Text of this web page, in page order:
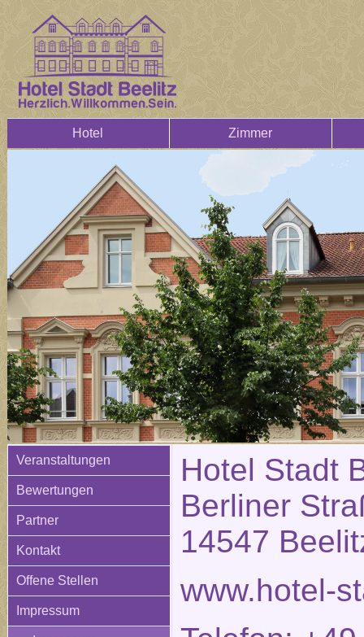
Hotel Zimmer
Veranstaltungen
Bewertungen
Partner
Kontakt
Offene Stellen
Impressum
Hotel Stadt
Berliner
14547
www.hotel-